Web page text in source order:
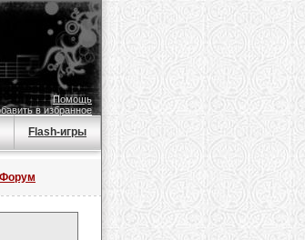
Помощь
в избранное
Flash-игры
Форум